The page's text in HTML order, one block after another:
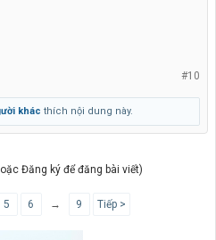
#10
khác thích nội dung này.
Đăng ký để đăng bài viết)
5 6 → 9 Tiếp >